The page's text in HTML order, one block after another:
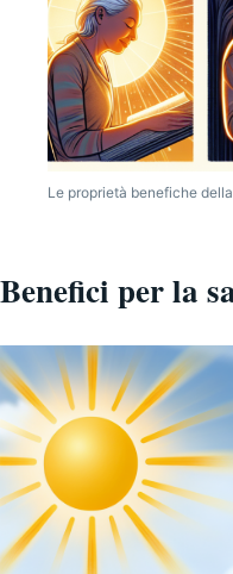
Le proprietà benefiche
Benefici per la